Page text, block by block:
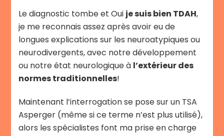
Le diagnostic tombe et Oui je suis bien TDAH,
je me reconnais assez après avoir eu de
longues explications sur les neuroatypiques ou
neurodivergents, avec notre développement
ou notre état neurologique à l’extérieur des
normes traditionnelles!
Maintenant l’interrogation se pose sur un TSA
Asperger (même si ce terme n’est plus utilisé),
alors les spécialistes font ma prise en charge